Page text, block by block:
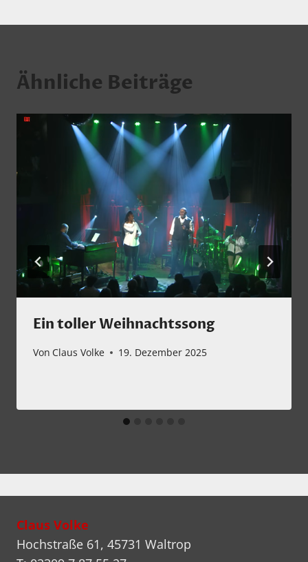
Ähnliche Beiträge
Ein toller Weihnachtssong
Von Claus Volke 19. Dezember 2025
Claus Volke
Hochstraße 61, 45731 Waltrop